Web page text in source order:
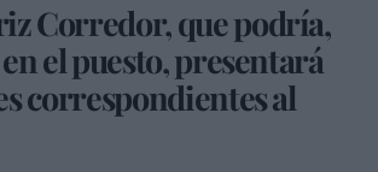
Corredor, que podría,
el puesto, presentará
correspondientes al